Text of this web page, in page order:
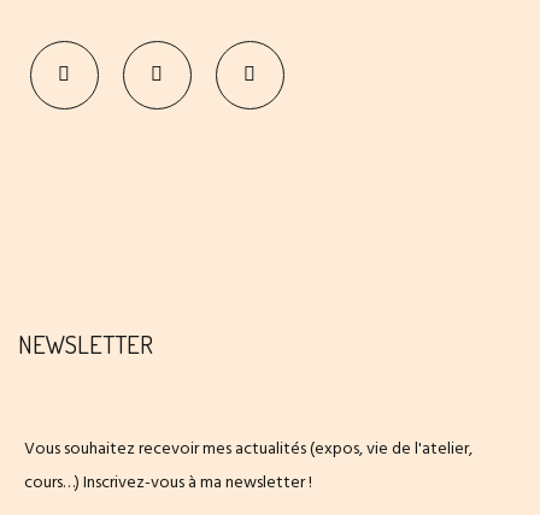
NEWSLETTER
Vous souhaitez recevoir mes actualités (expos, vie de l'atelier,
cours…) Inscrivez-vous à ma newsletter !